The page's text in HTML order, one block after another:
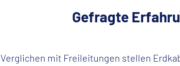
Gefragte
Verglichen mit Freileitungen stellen